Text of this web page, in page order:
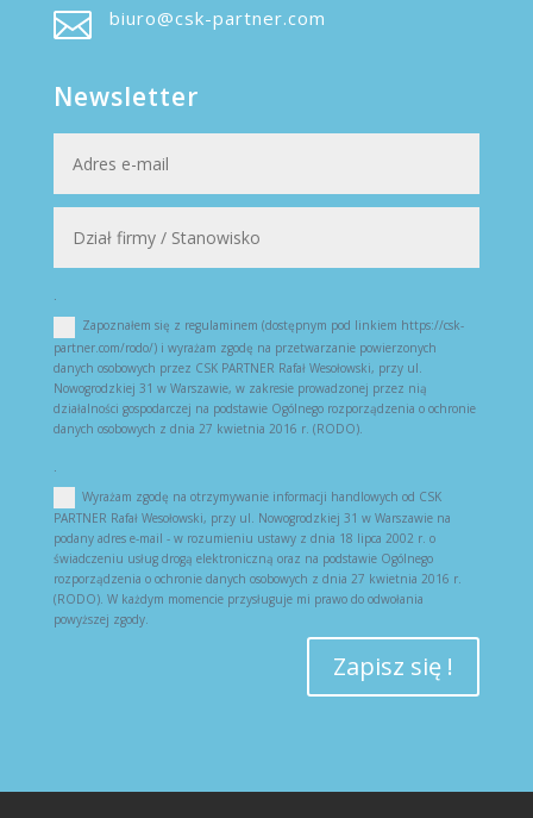
 biuro@csk-partner.com
Newsletter
.
Zapoznałem się z regulaminem (dostępnym pod linkiem https://csk-
partner.com/rodo/) i wyrażam zgodę na przetwarzanie powierzonych
danych osobowych przez CSK PARTNER Rafał Wesołowski, przy ul.
Nowogrodzkiej 31 w Warszawie, w zakresie prowadzonej przez nią
działalności gospodarczej na podstawie Ogólnego rozporządzenia o ochronie
danych osobowych z dnia 27 kwietnia 2016 r. (RODO).
Wyrażam zgodę na otrzymywanie informacji handlowych od CSK
PARTNER Rafał Wesołowski, przy ul. Nowogrodzkiej 31 w Warszawie na
podany adres e-mail - w rozumieniu ustawy z dnia 18 lipca 2002 r. o
świadczeniu usług drogą elektroniczną oraz na podstawie Ogólnego
rozporządzenia o ochronie danych osobowych z dnia 27 kwietnia 2016 r.
(RODO). W każdym momencie przysługuje mi prawo do odwołania
powyższej zgody.
Zapisz się !